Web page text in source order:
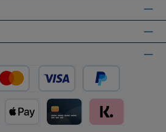
Kredit- oder Debitkarte über PayPal
Später Bezahlen